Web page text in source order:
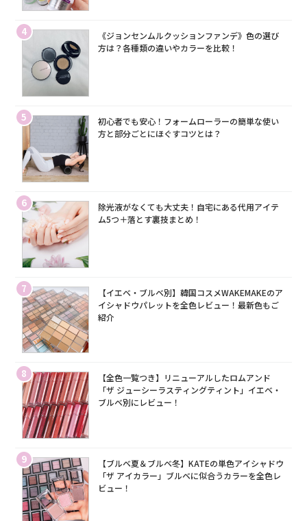
4
《ジョンセンムルクッションファンデ》色の選び
方は？各種類の違いやカラーを比較！
5
初心者でも安心！フォームローラーの簡単な使い
方と部分ごとにほぐすコツとは？
6
除光液がなくても大丈夫！自宅にある代用アイテ
ム5つ＋落とす裏技まとめ！
7
【イエベ・ブルベ別】韓国コスメWAKEMAKEのア
イシャドウパレットを全色レビュー！最新色もご
紹介
8
【全色一覧つき】リニューアルしたロムアンド
「ザ ジューシーラスティングティント」イエベ・
ブルベ別にレビュー！
9
【ブルベ夏＆ブルベ冬】KATEの単色アイシャドウ
「ザ アイカラー」ブルベに似合うカラーを全色レ
ビュー！